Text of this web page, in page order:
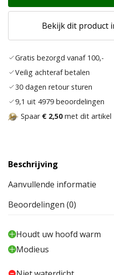
Bekijk dit product
Gratis bezorgd vanaf 100,-
Veilig achteraf betalen
30 dagen retour sturen
9,1 uit 4979 beoordelingen
Spaar € 2,50met dit artikel
Beschrijving
Aanvullende informatie
Beoordelingen (0)
Houdt uw hoofd warm
Modieus